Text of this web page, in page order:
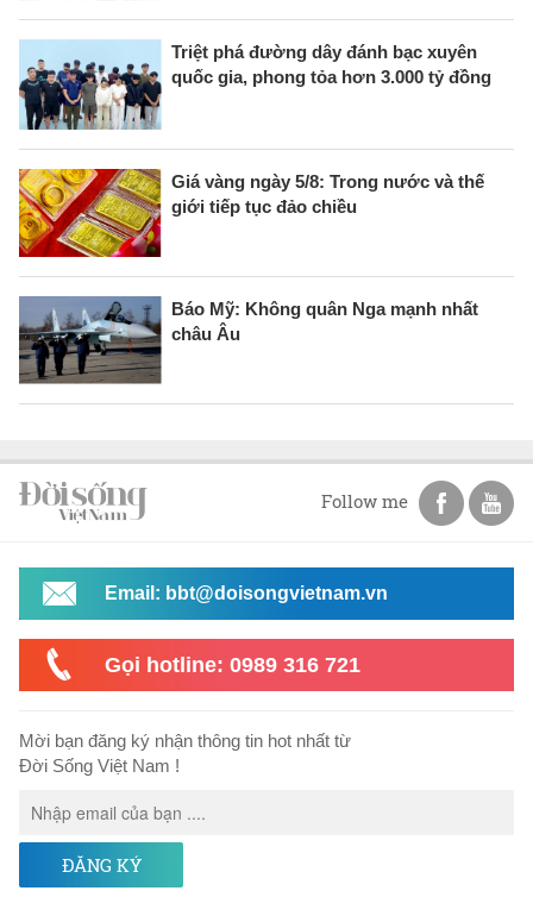
Triệt phá đường dây đánh bạc xuyên
quốc gia, phong tỏa hơn 3.000 tỷ đồng
Giá vàng ngày 5/8: Trong nước và thế
giới tiếp tục đảo chiều
Báo Mỹ: Không quân Nga mạnh nhất
châu Âu
Follow me
Email: bbt@doisongvietnam.vn
Gọi hotline: 0989 316 721
Mời bạn đăng ký nhận thông tin hot nhất từ
Đời Sống Việt Nam !
ĐĂNG KÝ